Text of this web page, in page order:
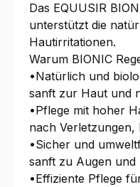
Das EQUUSIR
unterstützt die
Hautirritationen.
Warum BIONIC
•Natürlich und
sanft zur Haut und
•Pflege mit hoher
nach Verletzungen,
•Sicher und
sanft zu Augen und
•Effiziente Pflege